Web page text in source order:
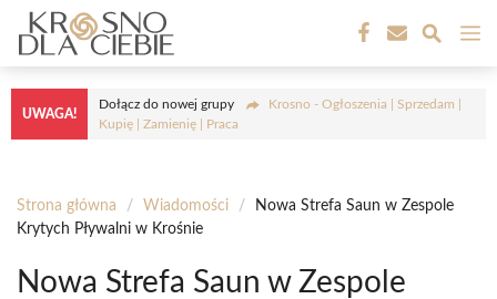
Przejdź
treści
UWAGA!
Dołącz do nowej grupy
Krosno - Ogłoszenia | Sprzedam |
Kupię | Zamienię | Praca
Strona główna / Wiadomości /
Nowa Strefa Saun w Zespole
Krytych Pływalni w Krośnie
Nowa Strefa Saun w Zespole